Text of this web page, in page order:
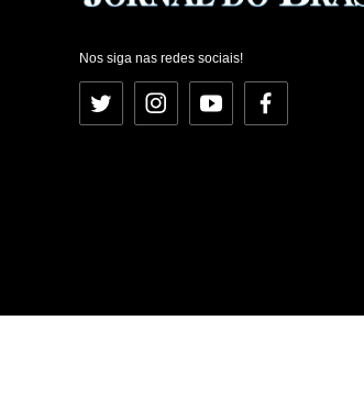
Nos siga nas redes sociais!
Twitter InstagramYouTubeFacebook